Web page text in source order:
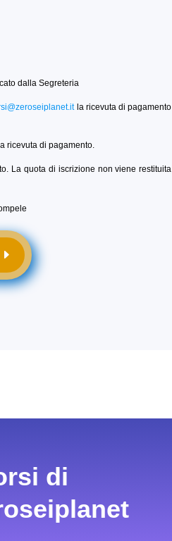
dalla Segreteria
la ricevuta di pagamento
ricevuta di pagamento.
La quota di iscrizione non viene restituita
di